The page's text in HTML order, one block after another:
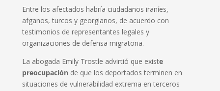
Entre los afectados habría ciudadanos iraníes,
afganos, turcos y georgianos, de acuerdo con
testimonios de representantes legales y
organizaciones de defensa migratoria.
La abogada Emily Trostle advirtió que existe
preocupación de que los deportados terminen en
situaciones de vulnerabilidad extrema en terceros